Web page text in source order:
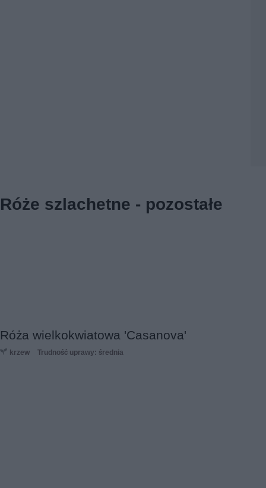
Róże szlachetne - pozostałe
Róża wielkokwiatowa 'Casanova'
krzew Trudność uprawy: średnia